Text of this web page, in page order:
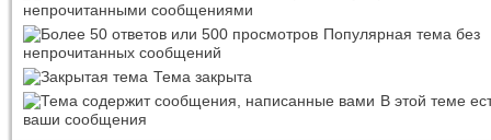
непрочитанными сообщениями
Популярная тема без
непрочитанных сообщений
Тема закрыта
В этой теме
ваши сообщения